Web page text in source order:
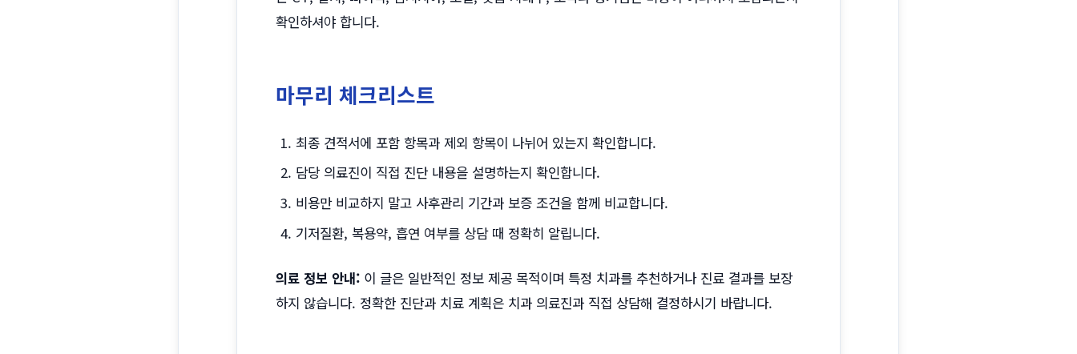
확인하셔야 합니다.
마무리 체크리스트
최종 견적서에 포함 항목과 제외 항목이 나뉘어 있는지 확인합니다.
담당 의료진이 직접 진단 내용을 설명하는지 확인합니다.
비용만 비교하지 말고 사후관리 기간과 보증 조건을 함께 비교합니다.
기저질환, 복용약, 흡연 여부를 상담 때 정확히 알립니다.
의료 정보 안내: 이 글은 일반적인 정보 제공 목적이며 특정 치과를 추천하거나 진료 결과를 보장
하지 않습니다. 정확한 진단과 치료 계획은 치과 의료진과 직접 상담해 결정하시기 바랍니다.